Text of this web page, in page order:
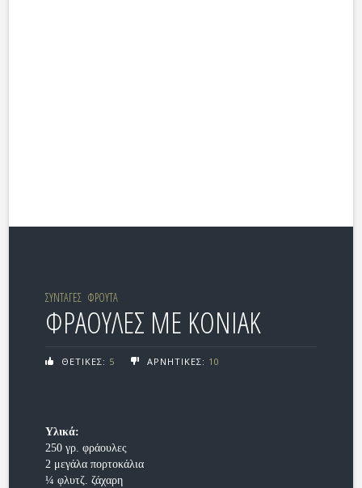
ΣΥΝΤΑΓΕΣ ΦΡΟΥΤΑ
ΦΡΑΟΥΛΕΣ ΜΕ ΚΟΝΙΑΚ
ΘΕΤΙΚΕΣ: 5 ΑΡΝΗΤΙΚΕΣ: 10
Υλικά:
250 γρ. φράουλες
2 μεγάλα πορτοκάλια
¼ φλυτζ. ζάχαρη